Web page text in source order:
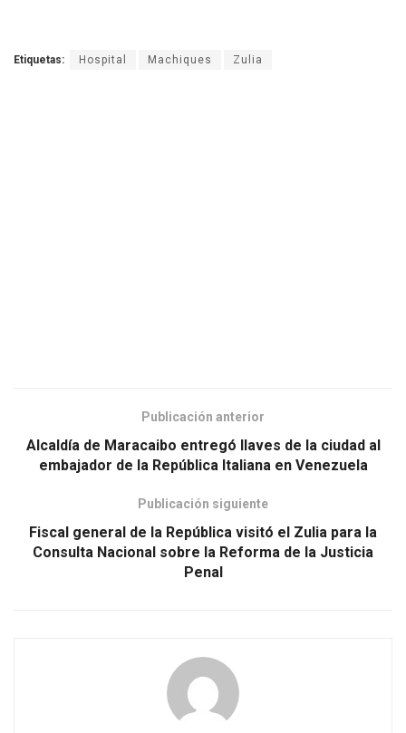
Etiquetas: Hospital Machiques Zulia
Publicación anterior
Alcaldía de Maracaibo entregó llaves de la ciudad al
embajador de la República Italiana en Venezuela
Publicación siguiente
Fiscal general de la República visitó el Zulia para la
Consulta Nacional sobre la Reforma de la Justicia
Penal